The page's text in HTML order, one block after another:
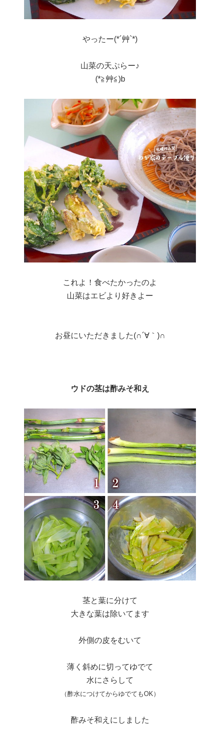
やったー(*´艸`*)
山菜の天ぷらー♪
(*≧艸≦)b
これよ！食べたかったのよ
山菜はエビより好きよー
お昼にいただきました(∩´∀｀)∩
ウドの茎は酢みそ和え
茎と葉に分けて
大きな葉は除いてます
外側の皮をむいて
薄く斜めに切ってゆでて
水にさらして
（酢水につけてからゆでてもOK）
酢みそ和えにしました